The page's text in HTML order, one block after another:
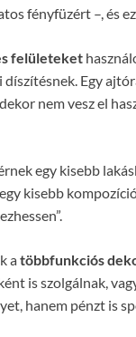
fényfüzért –, és
felületeket
Egy
nem vesz el
egy kisebb
kisebb
atöbbfunkciós
is szolgálnak,
hanem pénzt is